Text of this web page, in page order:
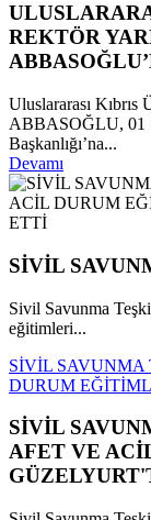
REKTÖR
Uluslararası Kıbrıs
ABBASOĞLU, 01
Başkanlığı’na...
Devamı
SİVİL
Sivil Savunma
eğitimleri...
SİVİL
DURUM
SİVİL
AFET VE